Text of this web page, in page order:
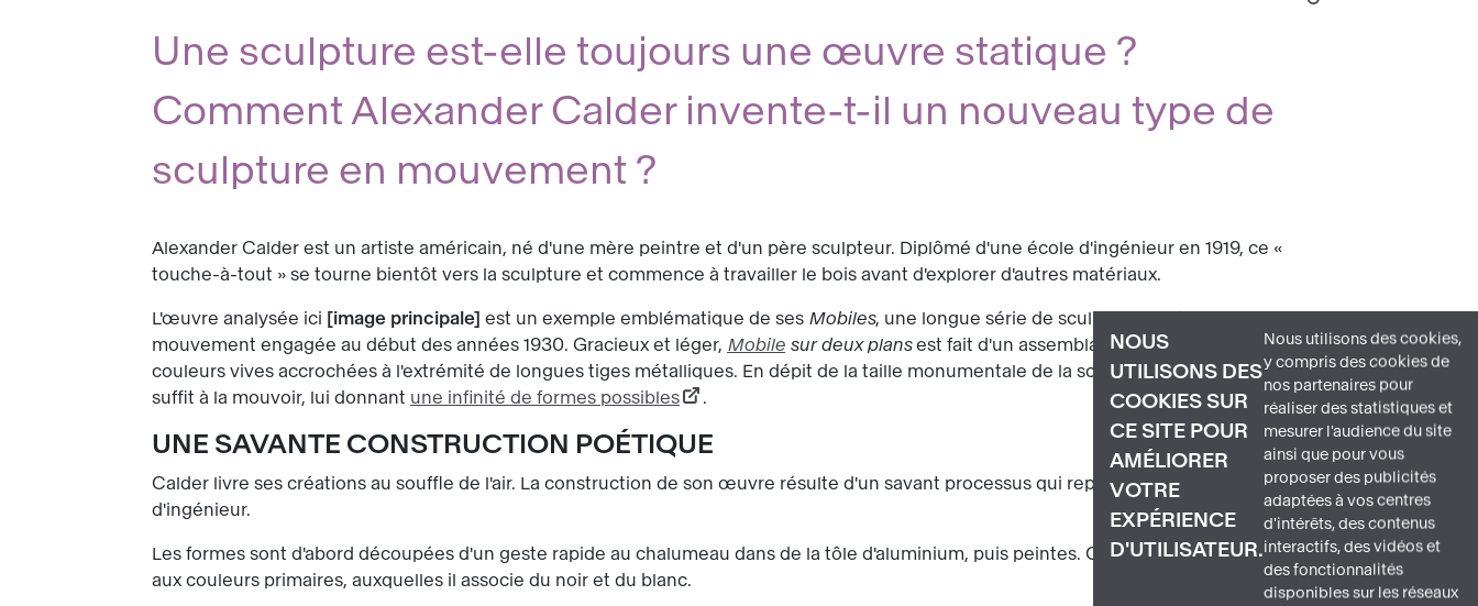
NOUS
UTILISONS DES
COOKIES SUR
CE SITE POUR
AMÉLIORER
VOTRE
EXPÉRIENCE
D'UTILISATEUR.
Nous utilisons des cookies,
y compris des cookies de
nos partenaires pour
réaliser des statistiques et
mesurer l'audience du site
ainsi que pour vous
proposer des publicités
adaptées à vos centres
d'intérêts, des contenus
interactifs, des vidéos et
des fonctionnalités
disponibles sur les réseaux
Une sculpture est-elle toujours une œuvre statique ?
Comment Alexander Calder invente-t-il un nouveau type de
sculpture en mouvement ?
Alexander Calder est un artiste américain, né d'une mère peintre et d'un père sculpteur. Diplômé d'une école d'ingénieur en 1919, ce «
touche-à-tout » se tourne bientôt vers la sculpture et commence à travailler le bois avant d'explorer d'autres matériaux.
L'œuvre analysée ici image principale est un exemple emblématique de ses Mobiles, une longue série de sculptures intégrant le
mouvement engagée au début des années 1930. Gracieux et léger, Mobile sur deux plansest fait d'un assemblage de feuilles de métal de
couleurs vives accrochées à l'extrémité de longues tiges métalliques. En dépit de la taille monumentale de la sculpture, un souffle d'air
suffit à la mouvoir, lui donnant une infinité de formes possibles .
UNE SAVANTE CONSTRUCTION POÉTIQUE
Calder livre ses créations au souffle de l'air. La construction de son œuvre résulte d'un savant processus qui repose sur ses compétences
d'ingénieur.
Les formes sont d'abord découpées d'un geste rapide au chalumeau dans de la tôle d'aluminium, puis peintes. Calder restreint son choix
aux couleurs primaires, auxquelles il associe du noir et du blanc.